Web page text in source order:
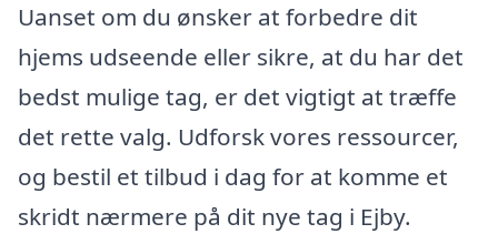
Uanset om du ønsker at forbedre dit
hjems udseende eller sikre, at du har det
bedst mulige tag, er det vigtigt at træffe
det rette valg. Udforsk vores ressourcer,
og bestil et tilbud i dag for at komme et
skridt nærmere på dit nye tag i Ejby.